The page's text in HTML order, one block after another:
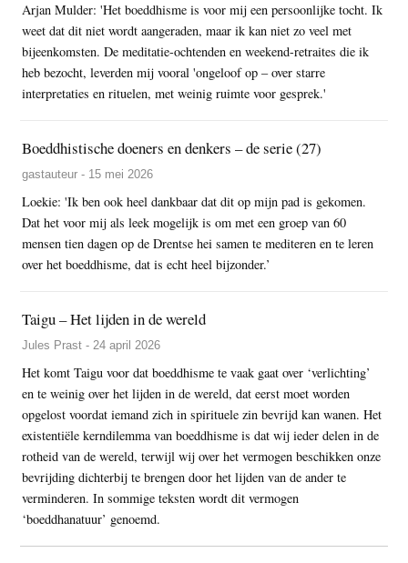
Arjan Mulder: 'Het boeddhisme is voor mij een persoonlijke tocht. Ik
weet dat dit niet wordt aangeraden, maar ik kan niet zo veel met
bijeenkomsten. De meditatie-ochtenden en weekend-retraites die ik
heb bezocht, leverden mij vooral 'ongeloof op – over starre
interpretaties en rituelen, met weinig ruimte voor gesprek.'
Boeddhistische doeners en denkers – de serie (27)
gastauteur - 15 mei 2026
Loekie: 'Ik ben ook heel dankbaar dat dit op mijn pad is gekomen.
Dat het voor mij als leek mogelijk is om met een groep van 60
mensen tien dagen op de Drentse hei samen te mediteren en te leren
over het boeddhisme, dat is echt heel bijzonder.’
Taigu – Het lijden in de wereld
Jules Prast - 24 april 2026
Het komt Taigu voor dat boeddhisme te vaak gaat over ‘verlichting’
en te weinig over het lijden in de wereld, dat eerst moet worden
opgelost voordat iemand zich in spirituele zin bevrijd kan wanen. Het
existentiële kerndilemma van boeddhisme is dat wij ieder delen in de
rotheid van de wereld, terwijl wij over het vermogen beschikken onze
bevrijding dichterbij te brengen door het lijden van de ander te
verminderen. In sommige teksten wordt dit vermogen
‘boeddhanatuur’ genoemd.